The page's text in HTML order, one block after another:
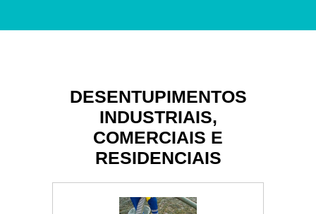
DESENTUPIMENTOS
INDUSTRIAIS,
COMERCIAIS E
RESIDENCIAIS